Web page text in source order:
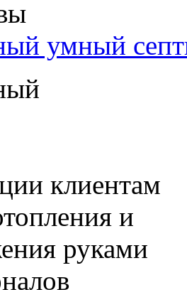
умный
клиентам